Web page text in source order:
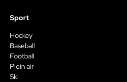
Sport
Hockey
Baseball
Football
Plein air
Ski